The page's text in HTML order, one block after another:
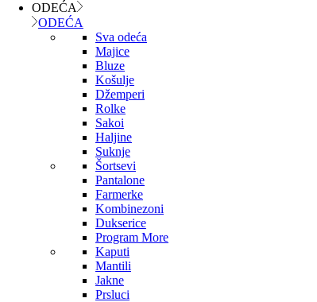
ODEĆA
ODEĆA
Sva odeća
Majice
Bluze
Košulje
Džemperi
Rolke
Sakoi
Haljine
Suknje
Šortsevi
Pantalone
Farmerke
Kombinezoni
Dukserice
Program More
Kaputi
Mantili
Jakne
Prsluci